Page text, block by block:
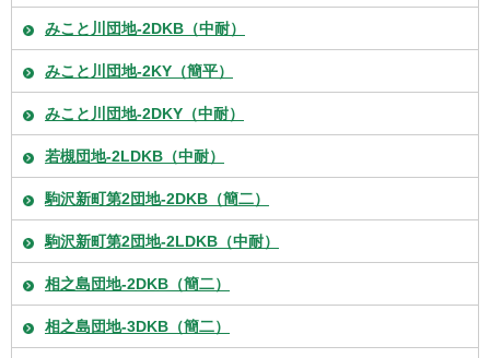
みこと川団地-2DKB（中耐）
みこと川団地-2KY（簡平）
みこと川団地-2DKY（中耐）
若槻団地-2LDKB（中耐）
駒沢新町第2団地-2DKB（簡二）
駒沢新町第2団地-2LDKB（中耐）
相之島団地-2DKB（簡二）
相之島団地-3DKB（簡二）